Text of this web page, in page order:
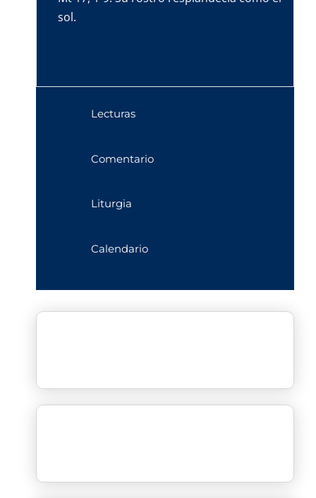
sol.
Lecturas
Comentario
Liturgia
Calendario